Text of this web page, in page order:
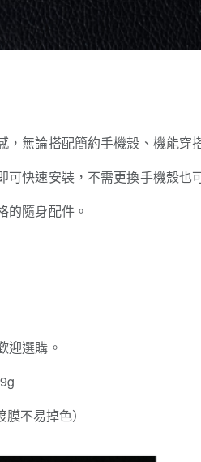
無論搭配簡約手機殼、機能穿
快速安裝，不需更換手機殼也
的隨身配件。
迎選購。
不易掉色）